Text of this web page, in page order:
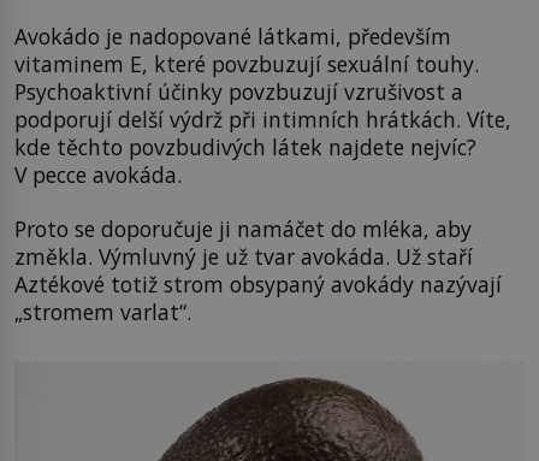
Avokádo je nadopované látkami, především
vitaminem E, které povzbuzují sexuální touhy.
Psychoaktivní účinky povzbuzují vzrušivost a
podporují delší výdrž při intimních hrátkách. Víte,
kde těchto povzbudivých látek najdete nejvíc?
V pecce avokáda.
Proto se doporučuje ji namáčet do mléka, aby
změkla. Výmluvný je už tvar avokáda. Už staří
Aztékové totiž strom obsypaný avokády nazývají
„stromem varlat“.